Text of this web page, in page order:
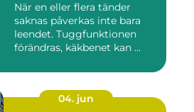
När en eller flera tänder
saknas påverkas inte bara
leendet. Tuggfunktionen
förändras, käkbenet kan ...
04. jun